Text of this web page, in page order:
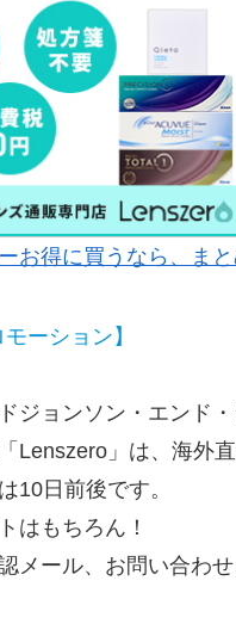
お得に買うなら、ま
モーション】
ジョンソン・エンド
Lenszero」は、海外
10日前後です。
はもちろん！
メール、お問い合わ